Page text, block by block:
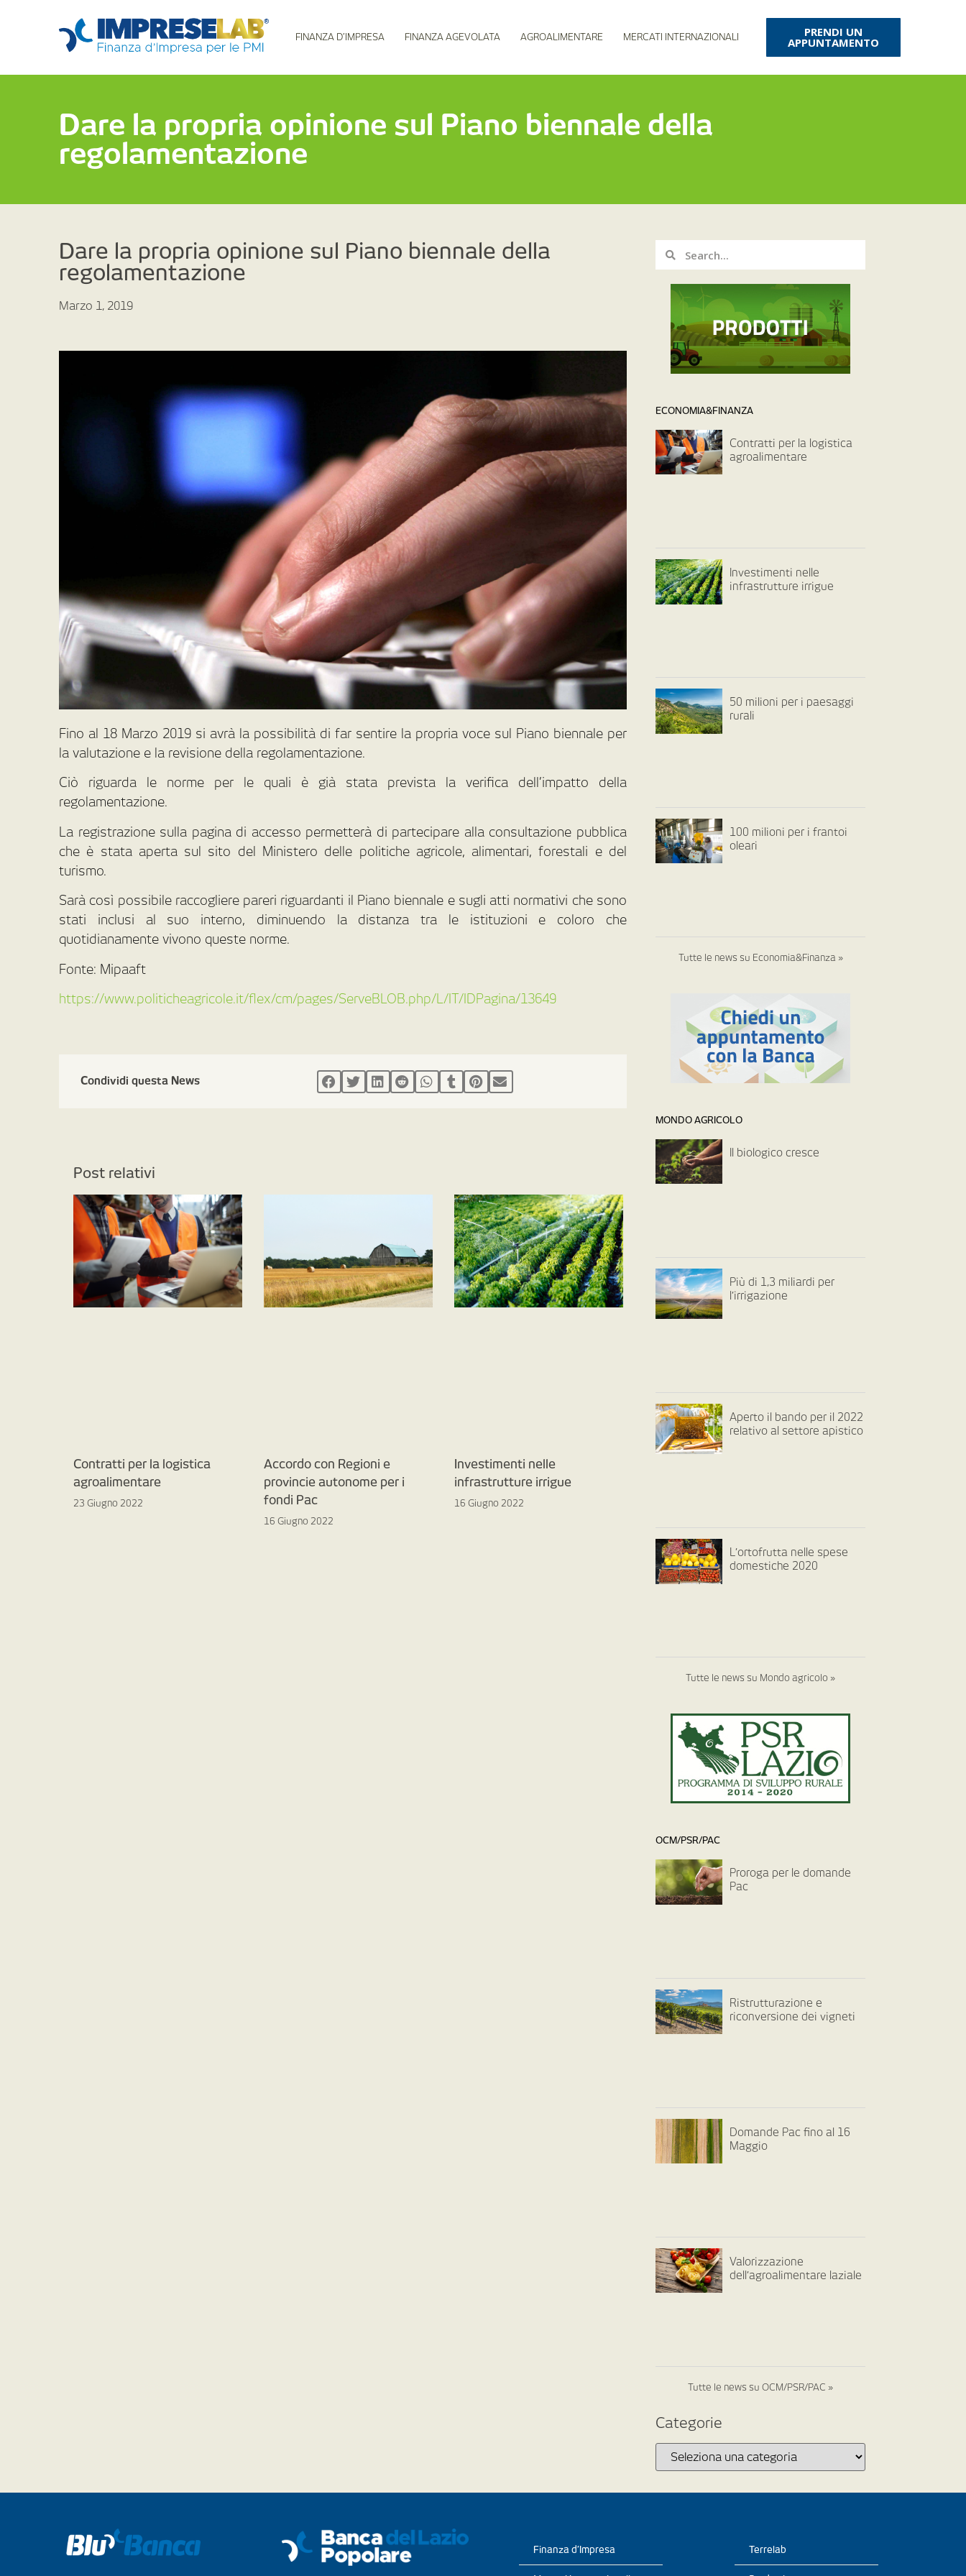
FINANZA D’IMPRESA FINANZA AGEVOLATA AGROALIMENTARE MERCATI INTERNAZIONALI PRENDI UN
APPUNTAMENTO
Dare la propria opinione sul Piano biennale della
regolamentazione
Dare la propria opinione sul Piano biennale della
regolamentazione
Marzo 1, 2019
Fino al 18 Marzo 2019 si avrà la possibilità di far sentire la propria voce sul Piano biennale per
la valutazione e la revisione della regolamentazione.
Ciò riguarda le norme per le quali è già stata prevista la verifica dell’impatto della
regolamentazione.
La registrazione sulla pagina di accesso permetterà di partecipare alla consultazione pubblica
che è stata aperta sul sito del Ministero delle politiche agricole, alimentari, forestali e del
turismo.
Sarà così possibile raccogliere pareri riguardanti il Piano biennale e sugli atti normativi che sono
stati inclusi al suo interno, diminuendo la distanza tra le istituzioni e coloro che
quotidianamente vivono queste norme.
Fonte: Mipaaft
https://www.politicheagricole.it/flex/cm/pages/ServeBLOB.php/L/IT/IDPagina/13649
Condividi questa News
Post relativi
Contratti per la logistica
agroalimentare
23 Giugno 2022
Accordo con Regioni e
provincie autonome per i
fondi Pac
16 Giugno 2022
Investimenti nelle
infrastrutture irrigue
16 Giugno 2022
ECONOMIA&FINANZA
Contratti per la logistica
agroalimentare
Investimenti nelle
infrastrutture irrigue
50 milioni per i paesaggi
rurali
100 milioni per i frantoi
oleari
Tutte le news su Economia&Finanza »
MONDO AGRICOLO
Il biologico cresce
Più di 1,3 miliardi per
l’irrigazione
Aperto il bando per il 2022
relativo al settore apistico
L’ortofrutta nelle spese
domestiche 2020
Tutte le news su Mondo agricolo »
OCM/PSR/PAC
Proroga per le domande
Pac
Ristrutturazione e
riconversione dei vigneti
Domande Pac fino al 16
Maggio
Valorizzazione
dell’agroalimentare laziale
Tutte le news su OCM/PSR/PAC »
Categorie
Finanza d’Impresa Terrelab